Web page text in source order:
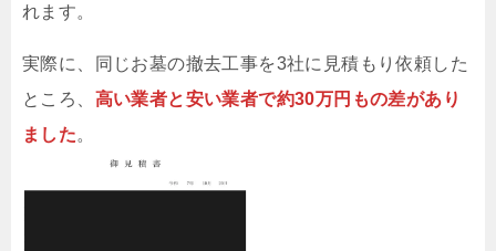
れます。
実際に、同じお墓の撤去工事を3社に見積もり依頼した
ところ、 高い業者と安い業者で約30万円もの差があり
ました。